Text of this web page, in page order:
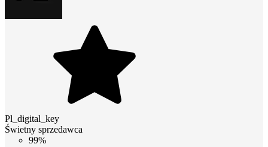
Pl_digital_key
Świetny sprzedawca
99%